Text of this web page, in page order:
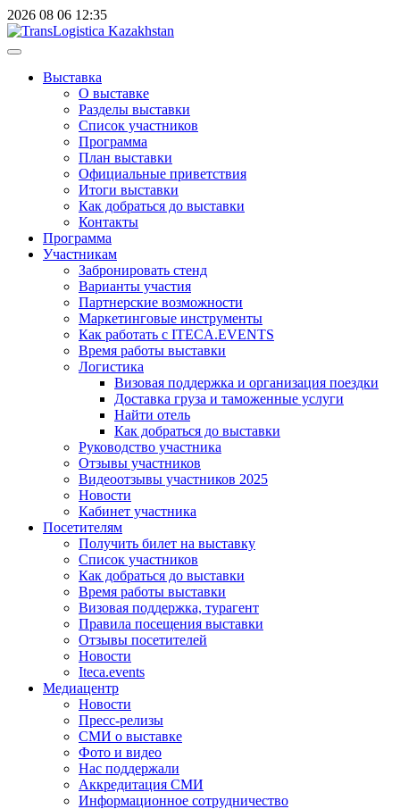
2026 08 06 12:35
Выставка
О выставке
Разделы выставки
Список участников
Программа
План выставки
Официальные приветствия
Итоги выставки
Как добраться до выставки
Контакты
Программа
Участникам
Забронировать стенд
Варианты участия
Партнерские возможности
Маркетинговые инструменты
Как работать с ITECA.EVENTS
Время работы выставки
Логистика
Визовая поддержка и организация поездки
Доставка груза и таможенные услуги
Найти отель
Как добраться до выставки
Руководство участника
Отзывы участников
Видеоотзывы участников 2025
Новости
Кабинет участника
Посетителям
Получить билет на выставку
Список участников
Как добраться до выставки
Время работы выставки
Визовая поддержка, турагент
Правила посещения выставки
Отзывы посетителей
Новости
Iteca.events
Медиацентр
Новости
Пресс-релизы
СМИ о выставке
Фото и видео
Нас поддержали
Аккредитация СМИ
Информационное сотрудничество